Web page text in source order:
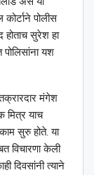
पोलीस
होताच सुरेश हा
यश
मंगेश
मित्र याच
सुरु होते. या
विचारणा केली
दिवसांनी त्याने